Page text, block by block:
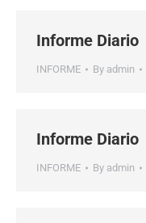
Informe Diario
INFORME By admin
Informe Diario
INFORME By admin